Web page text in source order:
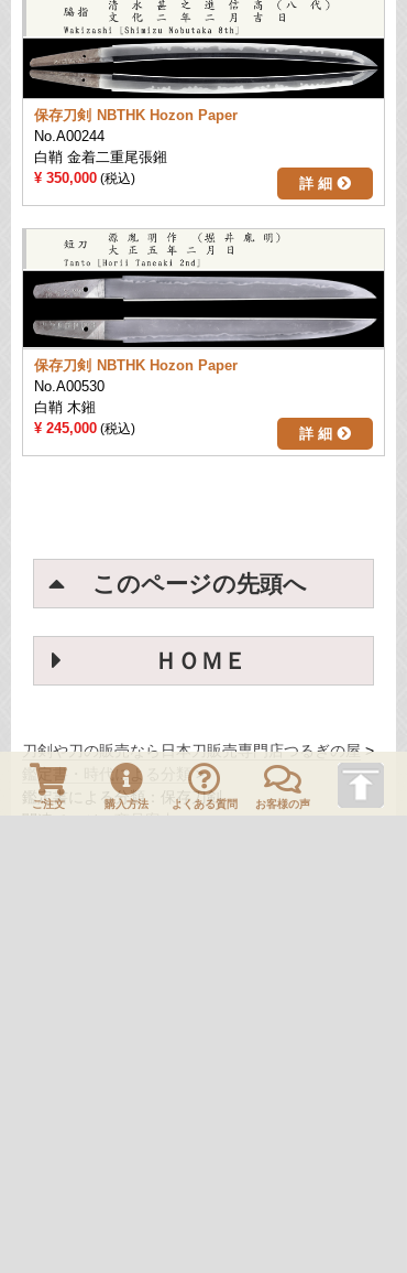
保存刀剣 NBTHK Hozon Paper
No.A00244
白鞘 金着二重尾張鎺
350,000
詳 細
保存刀剣 NBTHK Hozon Paper
No.A00530
白鞘 木鎺
245,000
詳 細
このページの先頭へ
ＨＯＭＥ
刀剣や刀の販売なら日本刀販売専門店つるぎの屋
鑑定書・時代による分類
鑑定書による分類：保存刀剣
関連ページ：
ご注文 購入方法 よくある質問 お客様の声